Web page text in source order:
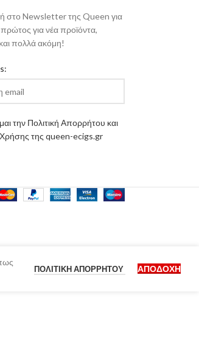
στο Newsletter της Queen για
πρώτος για νέα προϊόντα,
πολλά ακόμη!
την Πολιτική Απορρήτου και
της queen-ecigs.gr
ΠΟΛΙΤΙΚΉ ΑΠΟΡΡΉΤΟΥ ΑΠΟΔΟΧΉ